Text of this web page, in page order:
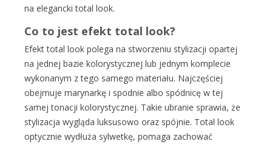
na elegancki total look.
Co to jest efekt total look?
Efekt total look polega na stworzeniu stylizacji opartej
na jednej bazie kolorystycznej lub jednym komplecie
wykonanym z tego samego materiału. Najczęściej
obejmuje marynarkę i spodnie albo spódnicę w tej
samej tonacji kolorystycznej. Takie ubranie sprawia, że
stylizacja wygląda luksusowo oraz spójnie. Total look
optycznie wydłuża sylwetkę, pomaga zachować